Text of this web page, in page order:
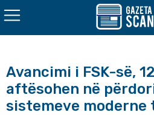
Avancimi i FSK-së,
aftësohen në
sistemeve moderne